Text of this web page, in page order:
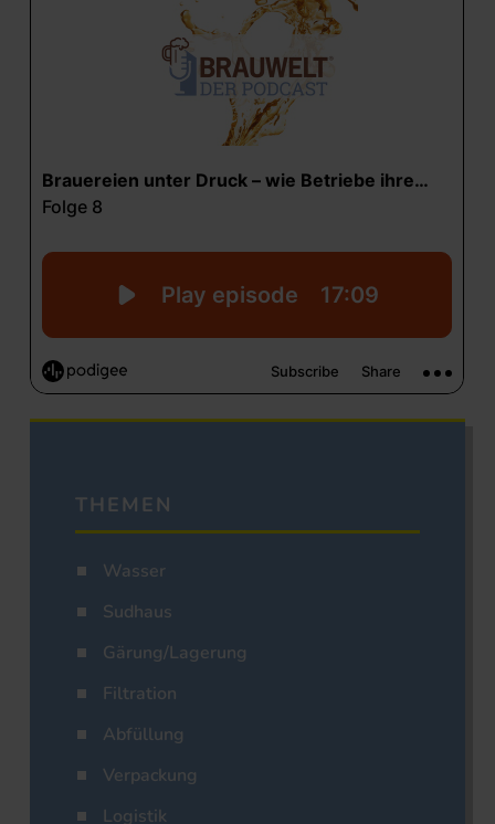
THEMEN
Wasser
Sudhaus
Gärung/Lagerung
Filtration
Abfüllung
Verpackung
Logistik